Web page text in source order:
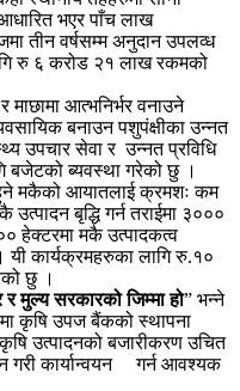
भएर पाँच लाख
तीन वर्षसम्म अनुदान उपलव्ध
रु ६ करोड २१ लाख रकमको
माछामा आत्भनिर्भर वनाउने
बनाउन पशुपंक्षीका उन्नत
उपचार सेवा र उन्नत प्रविधि
बजेटको ब्यवस्था गरेको छु ।
हुने मकैको आयातलाई क्रमशः कम
बृद्धि गर्न तराईमा ३०००
हेक्टरमा मकै उत्पादकत्व
यी कार्यक्रमहरुका लागि रु.१०
छु ।
र मुल्य सरकारको जिम्मा हो” भन्ने
कृषि उपज बैंकको स्थापना
उत्पादनको बजारीकरण उचित
गरी कार्यान्वयन गर्न आवश्यक